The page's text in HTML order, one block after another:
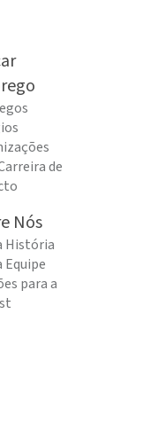
de
Nós
História
Equipe
para a